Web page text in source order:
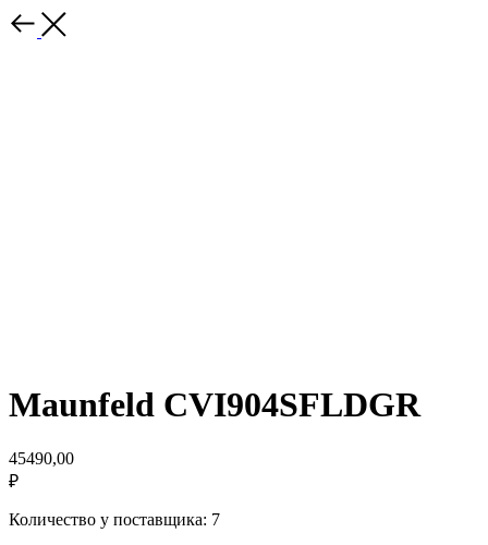
Maunfeld CVI904SFLDGR
45490,00
₽
Количество у поставщика: 7